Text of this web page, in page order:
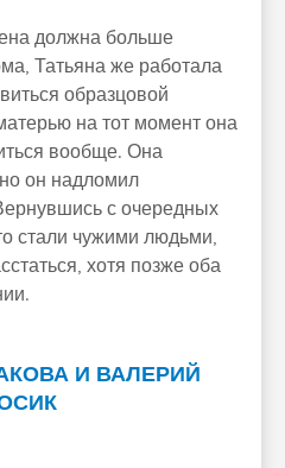
должна больше
Татьяна же работала
образцовой
на тот момент она
вообще. Она
он надломил
с очередных
стали чужими людьми,
хотя позже оба
И ВАЛЕРИЙ